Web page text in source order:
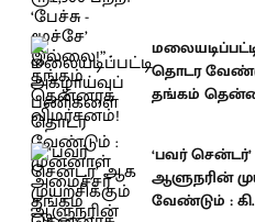
தொடர
தங்கம்
‘பவர்
ஆளுநரின்
வேண்டும் :